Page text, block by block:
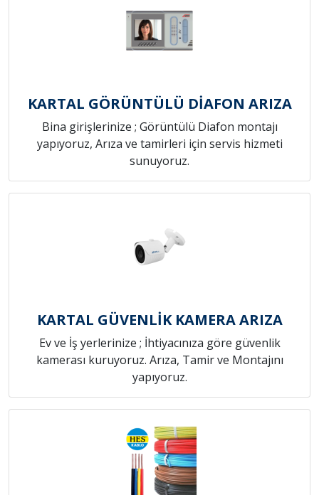
KARTAL GÖRÜNTÜLÜ DİAFON ARIZA
Bina girişlerinize ; Görüntülü Diafon montajı
yapıyoruz, Arıza ve tamirleri için servis hizmeti
sunuyoruz.
KARTAL GÜVENLİK KAMERA ARIZA
Ev ve İş yerlerinize ; İhtiyacınıza göre güvenlik
kamerası kuruyoruz. Arıza, Tamir ve Montajını
yapıyoruz.